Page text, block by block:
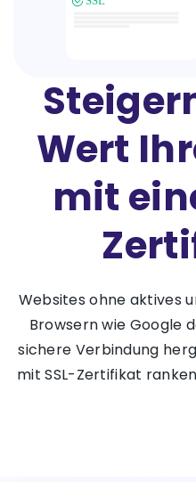
Wert
mit
Websites ohne aktives
Browsern wie Google
sichere Verbindung
mit SSL-Zertifikat